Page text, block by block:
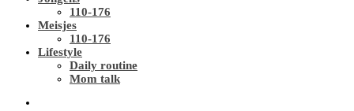
110-176
Meisjes
110-176
Lifestyle
Daily routine
Mom talk